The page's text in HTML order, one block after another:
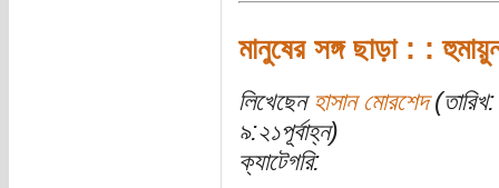
মানুষের সঙ্গ ছাড়া : :
লিখেছেন হাসান মোরশেদ
৯:২১পূর্বাহ্ন)
ক্যাটেগরি: